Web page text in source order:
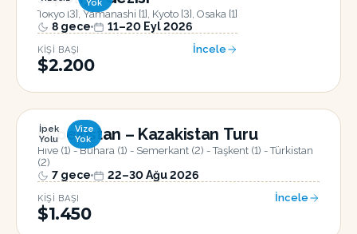
Yok
Tokyo [3], Yamanashi [1], Kyoto [3], Osaka [1]
8 gece 11–20 Eyl 2026
KIŞI BAŞI
$2.200
İncele
İpek
Yolu
Vize
Yok
Özbekistan – Kazakistan Turu
Hive (1) - Buhara (1) - Semerkant (2) - Taşkent (1) - Türkistan
(2)
7 gece 22–30 Ağu 2026
KIŞI BAŞI
$1.450
İncele